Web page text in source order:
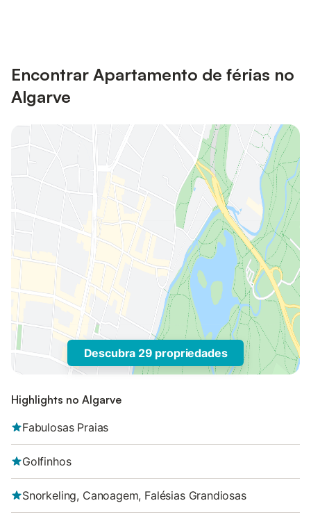
Encontrar Apartamento de férias no
Algarve
Descubra 29 propriedades
Highlights no Algarve
Fabulosas Praias
Golfinhos
Snorkeling, Canoagem, Falésias Grandiosas